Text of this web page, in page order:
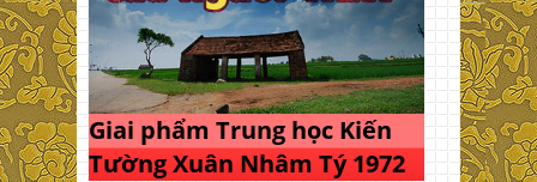
Giai phẩm Trung học Kiến
Tường Xuân Nhâm Tý 1972